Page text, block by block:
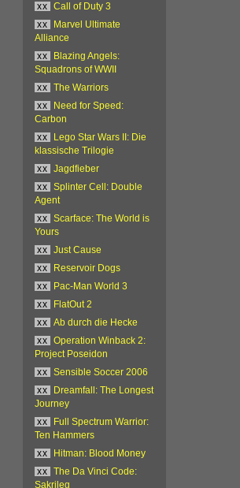
xx
Call of Duty 3
xx
Marvel Ultimate
Alliance
xx
Blazing Angels:
Squadrons of WWII
xx
The Warriors
xx
Need for Speed:
Carbon
xx
Lego Star Wars II: Die
klassische Trilogie
xx
Jagdfieber
xx
Splinter Cell: Double
Agent
xx
Scarface: The World is
Yours
xx
Just Cause
xx
Reservoir Dogs
xx
Pac-Man World 3
xx
FlatOut 2
xx
Ab durch die Hecke
xx
Operation Winback 2:
Project Poseidon
xx
Sensible Soccer 2006
xx
Dreamfall: The Longest
Journey
xx
Full Spectrum Warrior:
Ten Hammers
xx
Hitman: Blood Money
xx
The Da Vinci Code:
Sakrileg